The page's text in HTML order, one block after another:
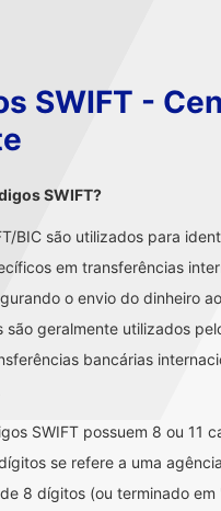
SWIFT -
SWIFT?
BIC são utilizados para
em transferências
o envio do dinheiro
são geralmente utilizados
bancárias
SWIFT possuem 8 ou 11
se refere a uma
8 dígitos (ou terminado em